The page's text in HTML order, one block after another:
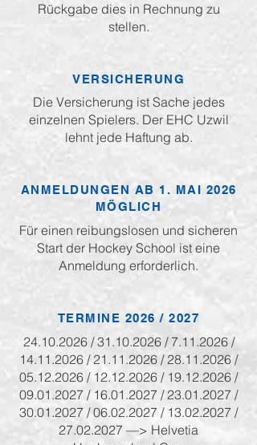
Rückgabe dies in Rechnung zu
stellen.
VERSICHERUNG
Die Versicherung ist Sache jedes
einzelnen Spielers. Der EHC Uzwil
lehnt jede Haftung ab.
ANMELDUNGEN AB 1. MAI 2026
MÖGLICH
Für einen reibungslosen und sicheren
Start der Hockey School ist eine
Anmeldung erforderlich.
TERMINE 2026 / 2027
24.10.2026/31.10.2026/ 7.11.2026/
14.11.2026 /21.11.2026 /28.11.2026 /
05.12.2026 / 12.12.2026 / 19.12.2026 /
09.01.2027 / 16.01.2027 /23.01.2027 /
30.01.2027 /06.02.2027 / 13.02.2027 /
27.02.2027 —> Helvetia